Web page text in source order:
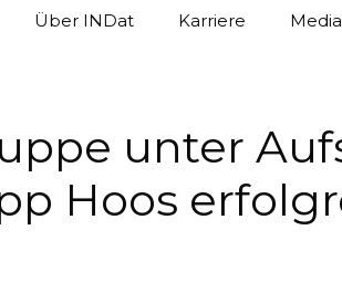
Über INDat Karriere
unter
Hoos